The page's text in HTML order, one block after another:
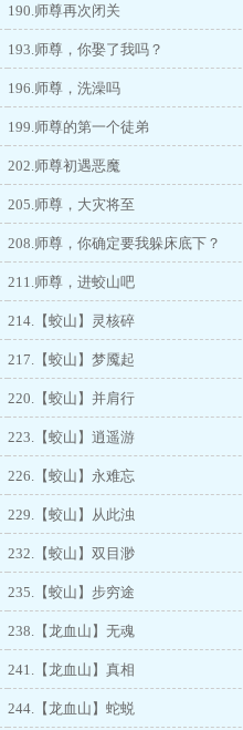
190.师尊再次闭关
193.师尊，你娶了我吗？
196.师尊，洗澡吗
199.师尊的第一个徒弟
202.师尊初遇恶魔
205.师尊，大灾将至
208.师尊，你确定要我躲床底下？
211.师尊，进蛟山吧
214.【蛟山】灵核碎
217.【蛟山】梦魇起
220.【蛟山】并肩行
223.【蛟山】逍遥游
226.【蛟山】永难忘
229.【蛟山】从此浊
232.【蛟山】双目渺
235.【蛟山】步穷途
238.【龙血山】无魂
241.【龙血山】真相
244.【龙血山】蛇蜕